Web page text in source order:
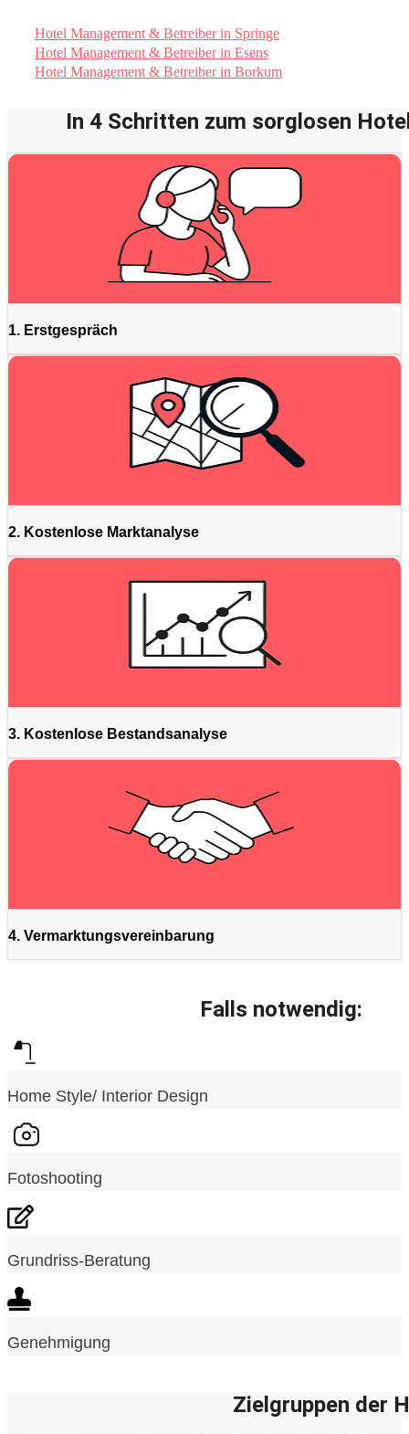
Hotel Management & Betreiber in Springe
Hotel Management & Betreiber in Esens
Hotel Management & Betreiber in Borkum
In 4 Schritten zum sorglosen
1. Erstgespräch
2. Kostenlose Marktanalyse
3. Kostenlose Bestandsanalyse
4. Vermarktungsvereinbarung
Falls notwendig:
Home Style/ Interior Design
Fotoshooting
Grundriss-Beratung
Genehmigung
Zielgruppen der